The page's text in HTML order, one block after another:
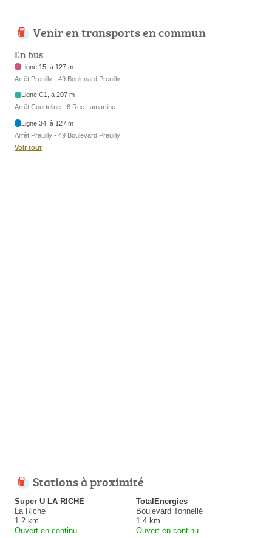
Venir en transports en commun
En bus
Ligne 15, à 127 m
Arrêt Preuilly - 49 Boulevard Preuilly
Ligne C1, à 207 m
Arrêt Courteline - 6 Rue Lamartine
Ligne 34, à 127 m
Arrêt Preuilly - 49 Boulevard Preuilly
Voir tout
Stations à proximité
Super U LA RICHE
La Riche
1.2 km
Ouvert en continu
TotalEnergies
Boulevard Tonnellé
1.4 km
Ouvert en continu